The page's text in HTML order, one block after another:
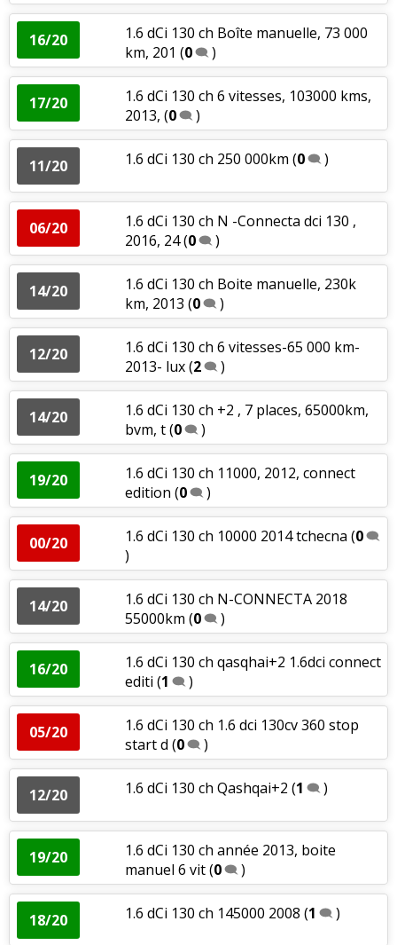
16/20
1.6 dCi 130 ch Boîte manuelle, 73 000
km, 201 (0 )
17/20
1.6 dCi 130 ch 6 vitesses, 103000 kms,
2013, (0 )
11/20 1.6 dCi 130 ch 250 000km (0 )
06/20
1.6 dCi 130 ch N -Connecta dci 130 ,
2016, 24(0 )
14/20
1.6 dCi 130 ch Boite manuelle, 230k
km, 2013 (0 )
12/20
1.6 dCi 130 ch 6 vitesses-65 000 km-
2013- lux(2 )
14/20
1.6 dCi 130 ch +2 , 7 places, 65000km,
bvm, t(0 )
19/20
1.6 dCi 130 ch 11000, 2012, connect
edition (0 )
00/20 1.6 dCi 130 ch 10000 2014 tchecna (0
)
14/20
1.6 dCi 130 ch N-CONNECTA 2018
55000km (0 )
16/20
1.6 dCi 130 ch qasqhai+2 1.6dci connect
editi (1 )
05/20
1.6 dCi 130 ch 1.6 dci 130cv 360 stop
start d (0 )
12/20 1.6 dCi 130 ch Qashqai+2 (1 )
19/20
1.6 dCi 130 ch année 2013, boite
manuel 6 vit(0 )
18/20 1.6 dCi 130 ch 145000 2008 (1 )